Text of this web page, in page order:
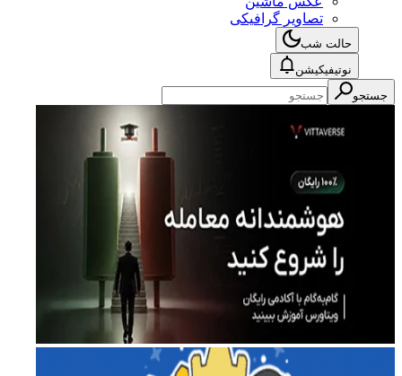
تصاویر گرافیکی
حالت شب
نوتیفیکیشن
جستجو